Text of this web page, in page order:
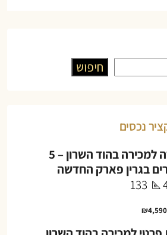
חיפוש
נכסים
דירה למכירה בהוד השרון – 5
בגרין פארק החדשה
133